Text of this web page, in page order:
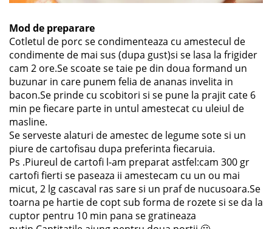
Mod de preparare
Cotletul de porc se condimenteaza cu amestecul de
condimente de mai sus (dupa gust)si se lasa la frigider
cam 2 ore.Se scoate se taie pe din doua formand un
buzunar in care punem felia de ananas invelita in
bacon.Se prinde cu scobitori si se pune la prajit cate 6
min pe fiecare parte in untul amestecat cu uleiul de
masline.
Se serveste alaturi de amestec de legume sote si un
piure de cartofisau dupa preferinta fiecaruia.
Ps .Piureul de cartofi l-am preparat astfel:cam 300 gr
cartofi fierti se paseaza ii amestecam cu un ou mai
micut, 2 lg cascaval ras sare si un praf de nucusoara.Se
toarna pe hartie de copt sub forma de rozete si se da la
cuptor pentru 10 min pana se gratineaza